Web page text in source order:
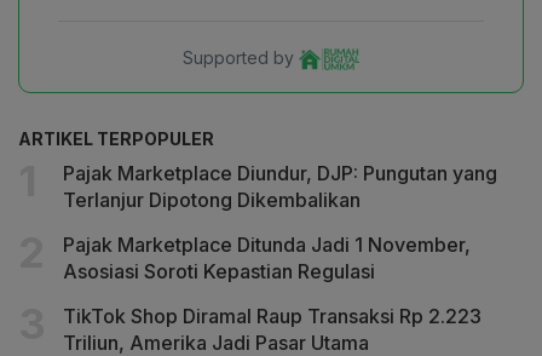
Supported by
ARTIKEL TERPOPULER
Pajak Marketplace Diundur, DJP: Pungutan yang
Terlanjur Dipotong Dikembalikan
Pajak Marketplace Ditunda Jadi 1 November,
Asosiasi Soroti Kepastian Regulasi
TikTok Shop Diramal Raup Transaksi Rp 2.223
Triliun, Amerika Jadi Pasar Utama